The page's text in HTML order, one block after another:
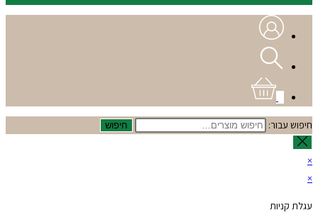
חיפוש עבור: חיפוש
×
×
עגלת קניות